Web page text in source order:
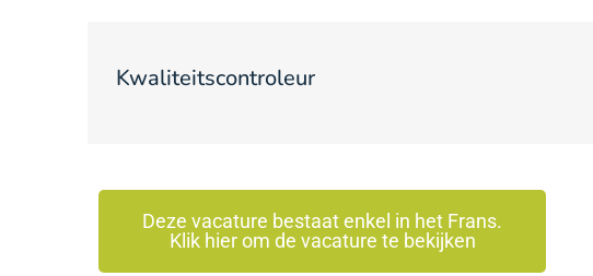
Kwaliteitscontroleur
Deze vacature bestaat enkel in het Frans.
Klik hier om de vacature te bekijken